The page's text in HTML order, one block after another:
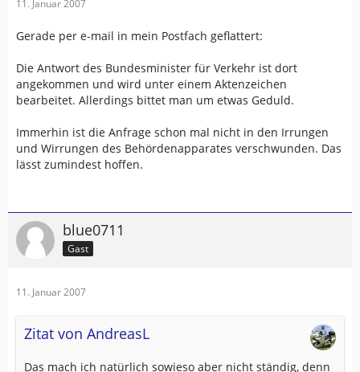
11. Januar 2007
Gerade per e-mail in mein Postfach geflattert:
Die Antwort des Bundesminister für Verkehr ist dort
angekommen und wird unter einem Aktenzeichen
bearbeitet. Allerdings bittet man um etwas Geduld.
Immerhin ist die Anfrage schon mal nicht in den Irrungen
und Wirrungen des Behördenapparates verschwunden. Das
lässt zumindest hoffen.
blue0711
Gast
11. Januar 2007
Zitat von AndreasL
Das mach ich natürlich sowieso aber nicht ständig, denn